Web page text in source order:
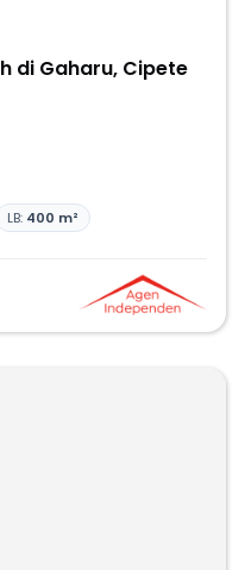
di Gaharu, Cipete
LB: 400 m²